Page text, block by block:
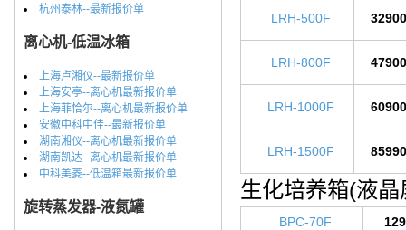
杭州泰林--最新报价单
离心机-低温冰箱
上海卢湘仪--最新报价单
上海安亭--离心机最新报价单
上海菲恰尔--离心机最新报价单
安徽中科中佳--最新报价单
湖南湘仪--离心机最新报价单
湖南凯达--离心机最新报价单
中科美菱--低温箱最新报价单
旋转蒸发器-液氮罐
LRH-500F 32900
LRH-800F 47900
LRH-1000F 60900
LRH-1500F 85990
生化培养箱(液晶
BPC-70F